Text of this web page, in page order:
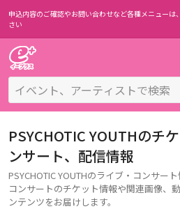
申込内容のご確認やお問い合わせなど各種メニューは、
さい
PSYCHOTIC YOUTHのチ
ンサート、配信情報
PSYCHOTIC YOUTHのライブ・コンサー
コンサートのチケット情報や関連画像、
ンテンツをお届けします。